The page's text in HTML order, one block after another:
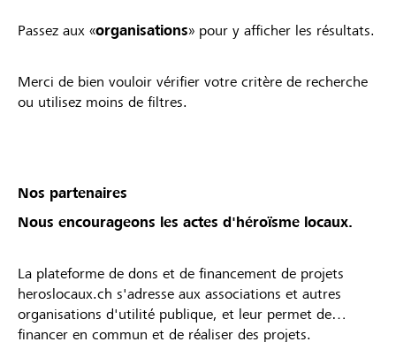
Passez aux «organisations» pour y afficher les résultats.
Merci de bien vouloir vérifier votre critère de recherche
ou utilisez moins de filtres.
Nos partenaires
Nous encourageons les actes d'héroïsme locaux.
La plateforme de dons et de financement de projets
heroslocaux.ch s'adresse aux associations et autres
organisations d'utilité publique, et leur permet de
financer en commun et de réaliser des projets.